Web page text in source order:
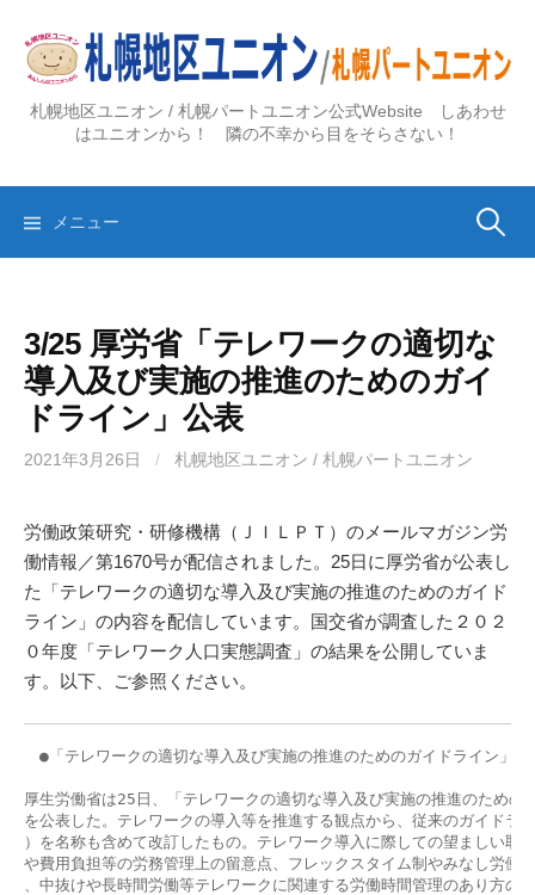
ス
札幌地区ユニオン / 札幌パートユニオン公式Website しあわせ
はユニオンから！ 隣の不幸から目をそらさない！
メニュー 検
3/25 厚労省「テレワークの適切な
導入及び実施の推進のためのガイ
ドライン」公表
2021年3月26日 / 札幌地区ユニオン / 札幌パートユニオン
労働政策研究・研修機構（ＪＩＬＰＴ）のメールマガジン労
働情報／第1670号が配信されました。25日に厚労省が公表し
た「テレワークの適切な導入及び実施の推進のためのガイド
ライン」の内容を配信しています。国交省が調査した２０２
０年度「テレワーク人口実態調査」の結果を公開していま
す。以下、ご参照ください。
●「テレワークの適切な導入及び実施の推進のためのガイドライン」を
厚生労働省は25日、「テレワークの適切な導入及び実施の推進のための
を公表した。テレワークの導入等を推進する観点から、従来のガイドラ
）を名称も含めて改訂したもの。テレワーク導入に際しての望ましい取
や費用負担等の労務管理上の留意点、フレックスタイム制やみなし労働
、中抜けや長時間労働等テレワークに関連する労働時間管理のあり方の